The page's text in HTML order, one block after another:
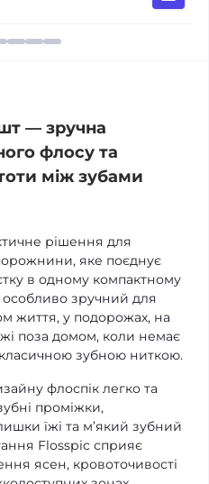
— зручна
флосу та
між зубами
рішення для
яке поєднує
в одному компактному
особливо зручний для
життя, у подорожах, на
поза домом, коли немає
зубною ниткою.
флоспік легко та
проміжки,
їжі та м’який зубний
Flosspic сприяє
ясен, кровоточивості